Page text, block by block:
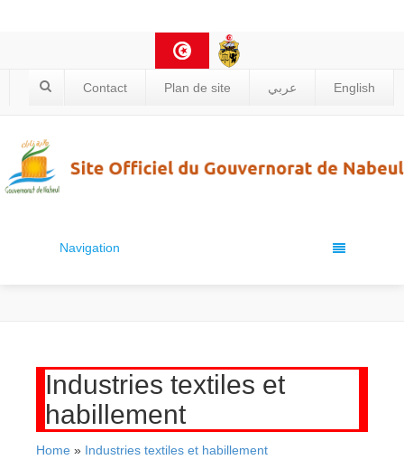
Contact Plan de site عربي English
Navigation
Industries textiles et
habillement
Home » Industries textiles et habillement